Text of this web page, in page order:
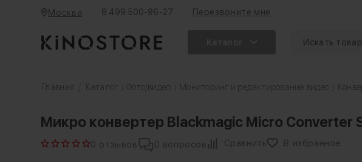
Москва 8 499 500-96-27 Перезвоните мне
Главная Каталог Фото/видео Мониторинг и редактирование видео
Микро конвертер Blackmagic Micro Converter
0 отзывов 0 вопросов Сравнить В избранное